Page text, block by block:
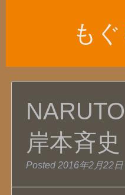
も
岸本斉史
Posted2016年2月22日